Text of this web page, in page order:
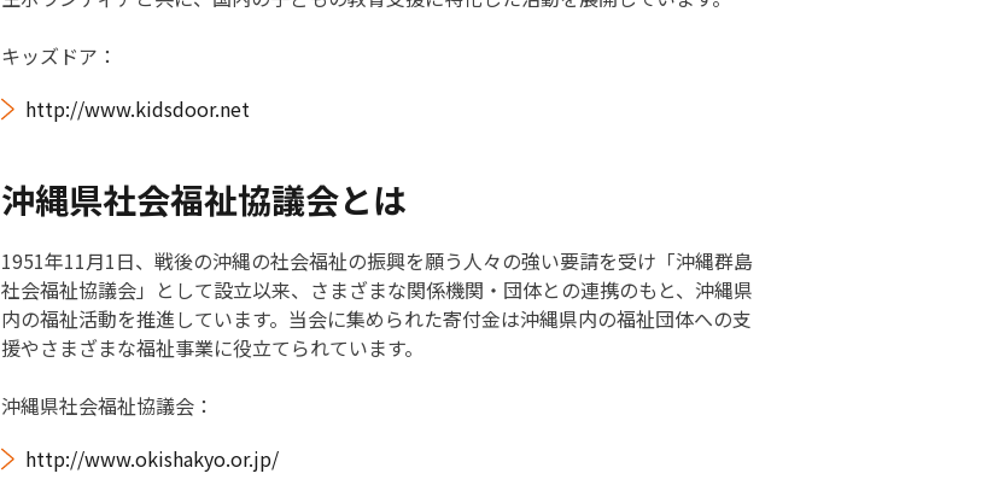
キッズドア：
http://www.kidsdoor.net
沖縄県社会福祉協議会とは
1951年11月1日、戦後の沖縄の社会福祉の振興を願う人々の強い要請を受け「沖縄群島
社会福祉協議会」として設立以来、さまざまな関係機関・団体との連携のもと、沖縄県
内の福祉活動を推進しています。当会に集められた寄付金は沖縄県内の福祉団体への支
援やさまざまな福祉事業に役立てられています。
沖縄県社会福祉協議会：
http://www.okishakyo.or.jp/